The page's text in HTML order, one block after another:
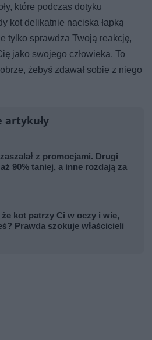
które podczas dotyku
kot delikatnie naciska łapką
tylko sprawdza Twoją reakcję,
jako swojego człowieka. To
żebyś zdawał sobie z niego
artykuły
z promocjami. Drugi
90% taniej, a inne rozdają za
kot patrzy Ci w oczy i wie,
Prawda szokuje właścicieli